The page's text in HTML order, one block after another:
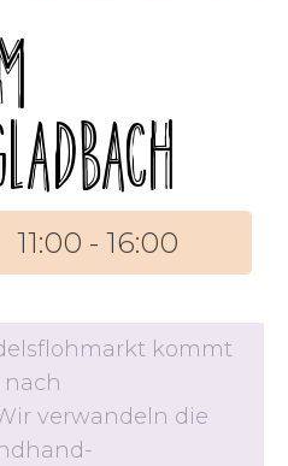
11:00 - 16:00
kommt
nach
verwandeln die